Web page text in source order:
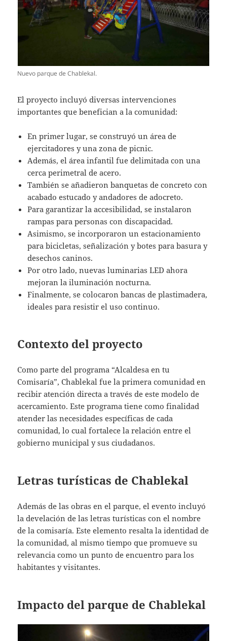
Nuevo parque de Chablekal.
El proyecto incluyó diversas intervenciones
importantes que benefician a la comunidad:
En primer lugar, se construyó un área de
ejercitadores y una zona de picnic.
Además, el área infantil fue delimitada con una
cerca perimetral de acero.
También se añadieron banquetas de concreto con
acabado estucado y andadores de adocreto.
Para garantizar la accesibilidad, se instalaron
rampas para personas con discapacidad.
Asimismo, se incorporaron un estacionamiento
para bicicletas, señalización y botes para basura y
desechos caninos.
Por otro lado, nuevas luminarias LED ahora
mejoran la iluminación nocturna.
Finalmente, se colocaron bancas de plastimadera,
ideales para resistir el uso continuo.
Contexto del proyecto
Como parte del programa “Alcaldesa en tu
Comisaría”, Chablekal fue la primera comunidad en
recibir atención directa a través de este modelo de
acercamiento. Este programa tiene como finalidad
atender las necesidades específicas de cada
comunidad, lo cual fortalece la relación entre el
gobierno municipal y sus ciudadanos.
Letras turísticas de Chablekal
Además de las obras en el parque, el evento incluyó
la develación de las letras turísticas con el nombre
de la comisaría. Este elemento resalta la identidad de
la comunidad, al mismo tiempo que promueve su
relevancia como un punto de encuentro para los
habitantes y visitantes.
Impacto del parque de Chablekal